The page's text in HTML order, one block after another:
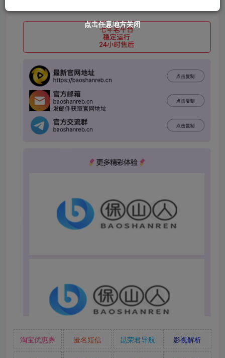
淘宝优惠券 匿名短信 昆荣君导航 影视解析
点击任意地方关闭
点击任意地方关闭
点击任意地方关闭
点击任意地方关闭
点击任意地方关闭
点击任意地方关闭